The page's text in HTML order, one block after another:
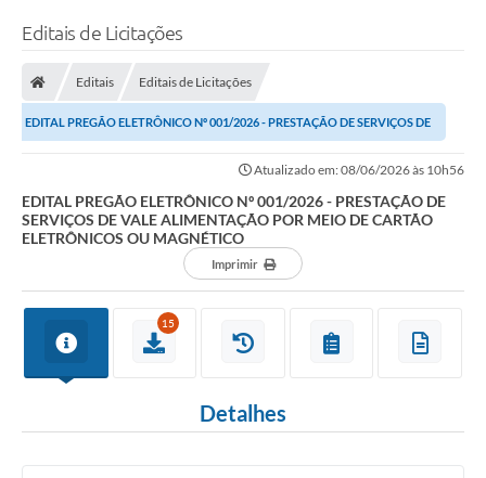
Editais de Licitações
Editais Editais de Licitações
EDITAL PREGÃO ELETRÔNICO Nº 001/2026 - PRESTAÇÃO DE SERVIÇOS DE
Atualizado em: 08/06/2026 às 10h56
EDITAL PREGÃO ELETRÔNICO Nº 001/2026 - PRESTAÇÃO DE
SERVIÇOS DE VALE ALIMENTAÇÃO POR MEIO DE CARTÃO
ELETRÔNICOS OU MAGNÉTICO
Imprimir
15
Detalhes